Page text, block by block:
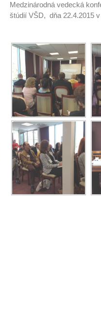
Medzinárodná vedecká
štúdií VŠD, dňa 22.4.2015